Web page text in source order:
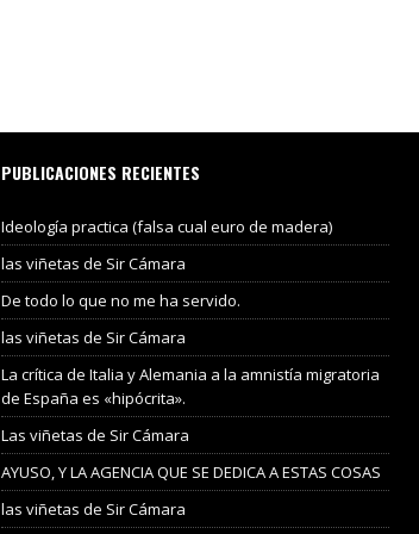
PUBLICACIONES RECIENTES
Ideología practica (falsa cual euro de madera)
las viñetas de Sir Cámara
De todo lo que no me ha servido.
las viñetas de Sir Cámara
La crítica de Italia y Alemania a la amnistía migratoria
de España es «hipócrita».
Las viñetas de Sir Cámara
AYUSO, Y LA AGENCIA QUE SE DEDICA A ESTAS COSAS
las viñetas de Sir Cámara